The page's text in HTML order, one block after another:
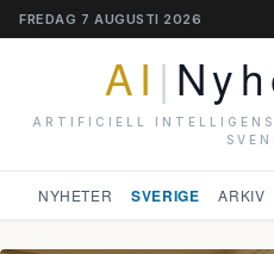
FREDAG 7 AUGUSTI 2026
AI |
ARTIFICIELL
NYHETER SVERIGE ARKIV